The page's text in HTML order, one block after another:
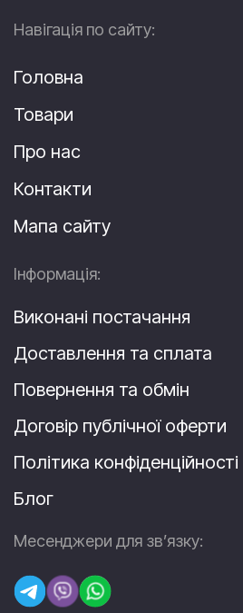
Навігація по сайту:
Головна
Товари
Про нас
Контакти
Мапа сайту
Інформація:
Виконані постачання
Доставлення та сплата
Повернення та обмін
Договір публічної оферти
Політика конфіденційності
Блог
Месенджери для зв’язку: